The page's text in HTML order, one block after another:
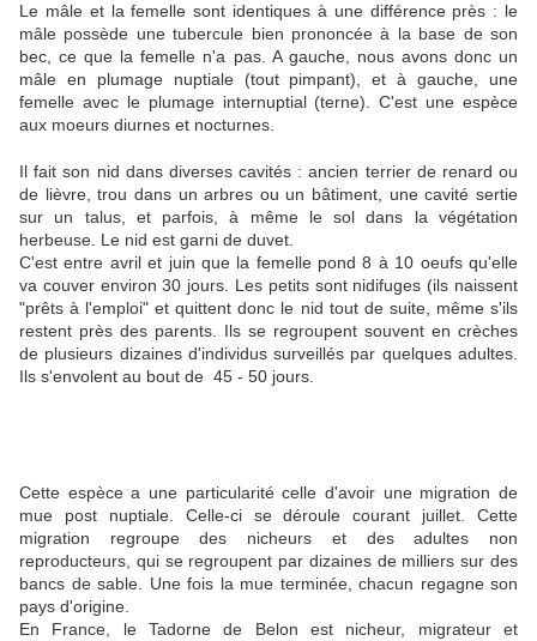
Le mâle et la femelle sont identiques à une différence près : le
mâle possède une tubercule bien prononcée à la base de son
bec, ce que la femelle n'a pas. A gauche, nous avons donc un
mâle en plumage nuptiale (tout pimpant), et à gauche, une
femelle avec le plumage internuptial (terne). C'est une espèce
aux moeurs diurnes et nocturnes.
Il fait son nid dans diverses cavités : ancien terrier de renard ou
de lièvre, trou dans un arbres ou un bâtiment, une cavité sertie
sur un talus, et parfois, à même le sol dans la végétation
herbeuse. Le nid est garni de duvet.
C'est entre avril et juin que la femelle pond 8 à 10 oeufs qu'elle
va couver environ 30 jours. Les petits sont nidifuges (ils naissent
"prêts à l'emploi" et quittent donc le nid tout de suite, même s'ils
restent près des parents. Ils se regroupent souvent en crèches
de plusieurs dizaines d'individus surveillés par quelques adultes.
Ils s'envolent au bout de 45 - 50 jours.
Cette espèce a une particularité celle d'avoir une migration de
mue post nuptiale. Celle-ci se déroule courant juillet. Cette
migration regroupe des nicheurs et des adultes non
reproducteurs, qui se regroupent par dizaines de milliers sur des
bancs de sable. Une fois la mue terminée, chacun regagne son
pays d'origine.
En France, le Tadorne de Belon est nicheur, migrateur et